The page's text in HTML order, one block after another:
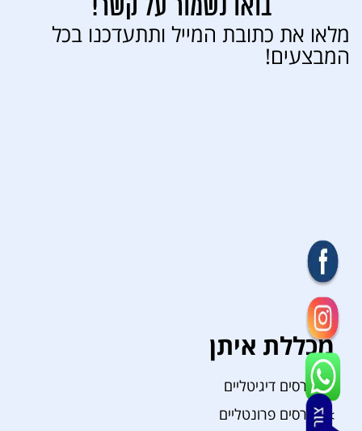
בואו נשמור על קשר!
מלאו את כתובת המייל ותתעדכנו בכל
המבצעים!
מכללת איתן
קורסים דיגיטליים
קורסים פרונטליים